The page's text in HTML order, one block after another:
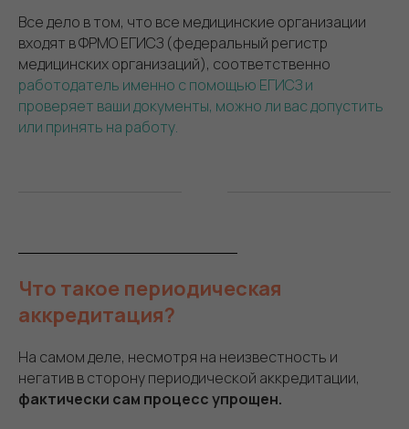
Все дело в том, что все медицинские организации
входят в ФРМО ЕГИСЗ (федеральный регистр
медицинских организаций), соответственно
работодатель именно с помощью ЕГИСЗ и
проверяет ваши документы, можно ли вас допустить
или принять на работу.
Что такое периодическая
аккредитация?
На самом деле, несмотря на неизвестность и
негатив в сторону периодической аккредитации,
фактически сам процесс упрощен.